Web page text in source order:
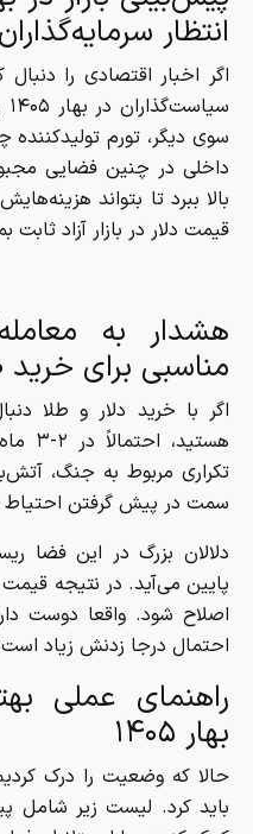
انتظار
اگر اخبار اقتصادی را
سوی دیگر، تورم
داخلی در چنین فضایی
بالا ببرد تا بتواند
قیمت دلار در بازار آزاد
هشدار به
مناسبی برای
اگر با خرید دلار و طلا
تکراری مربوط به جنگ،
سمت در پیش گرفتن
دلالان بزرگ در این فضا
پایین می‌آید. در نتیجه
اصلاح شود. واقعا دوست
احتمال درجا زدنش زیاد
راهنمای عملی
بهار ۱۴۰۵
حالا که وضعیت را درک
باید کرد. لیست زیر شامل